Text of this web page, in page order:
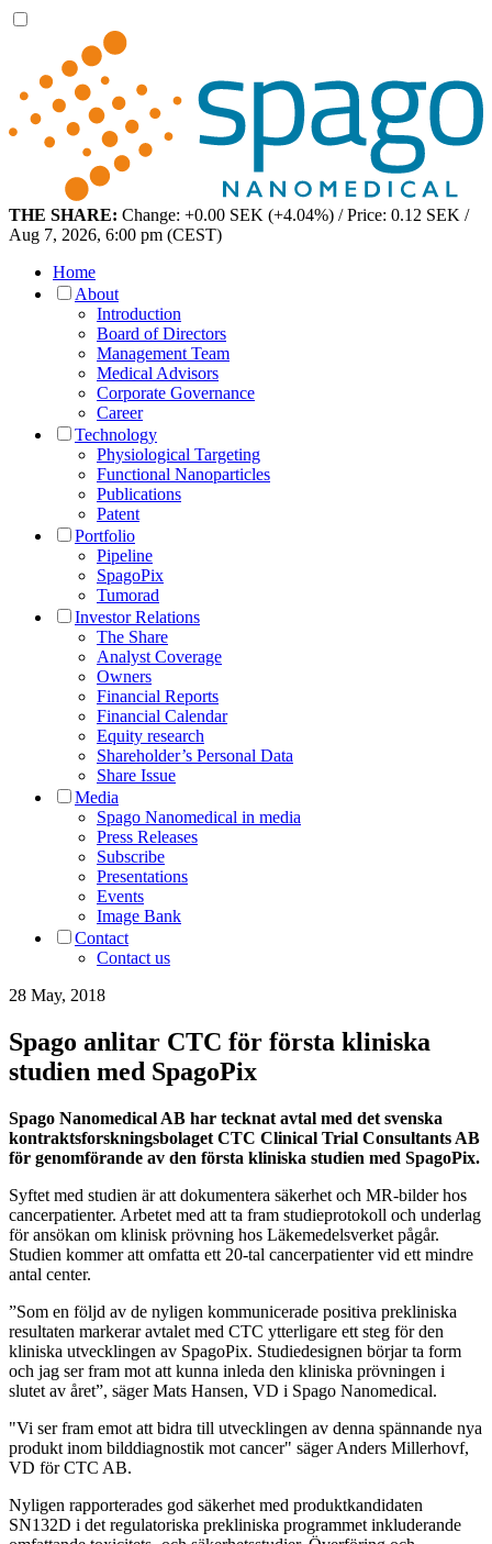
THE SHARE: Change: +0.00 SEK (+4.04%) / Price: 0.12 SEK /
Aug 7, 2026, 6:00 pm (CEST)
Home
About
Introduction
Board of Directors
Management Team
Medical Advisors
Corporate Governance
Career
Technology
Physiological Targeting
Functional Nanoparticles
Publications
Patent
Portfolio
Pipeline
SpagoPix
Tumorad
Investor Relations
The Share
Analyst Coverage
Owners
Financial Reports
Financial Calendar
Equity research
Shareholder’s Personal Data
Share Issue
Media
Spago Nanomedical in media
Press Releases
Subscribe
Presentations
Events
Image Bank
Contact
Contact us
28 May, 2018
Spago anlitar CTC för första kliniska
studien med SpagoPix
Spago Nanomedical AB har tecknat avtal med det svenska
kontraktsforskningsbolaget CTC Clinical Trial Consultants AB
för genomförande av den första kliniska studien med SpagoPix.
Syftet med studien är att dokumentera säkerhet och MR-bilder hos
cancerpatienter. Arbetet med att ta fram studieprotokoll och underlag
för ansökan om klinisk prövning hos Läkemedelsverket pågår.
Studien kommer att omfatta ett 20-tal cancerpatienter vid ett mindre
antal center.
”Som en följd av de nyligen kommunicerade positiva prekliniska
resultaten markerar avtalet med CTC ytterligare ett steg för den
kliniska utvecklingen av SpagoPix. Studiedesignen börjar ta form
och jag ser fram mot att kunna inleda den kliniska prövningen i
slutet av året”, säger Mats Hansen, VD i Spago Nanomedical.
"Vi ser fram emot att bidra till utvecklingen av denna spännande nya
produkt inom bilddiagnostik mot cancer" säger Anders Millerhovf,
VD för CTC AB.
Nyligen rapporterades god säkerhet med produktkandidaten
SN132D i det regulatoriska prekliniska programmet inkluderande